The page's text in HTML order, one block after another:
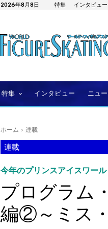
2026年8月8日 特集 インタビュー
特集 インタビュー ニュ
ホーム 連載
連載
今年のプリンスアイスワー
プログラム
編②～ミス